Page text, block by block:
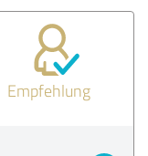
Empfehlung